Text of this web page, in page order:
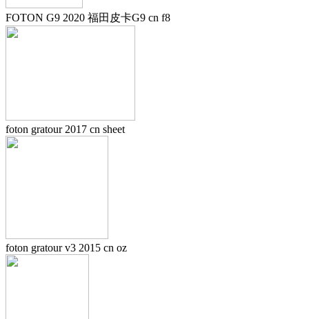
FOTON G9 2020 福田皮卡G9 cn f8
foton gratour 2017 cn sheet
foton gratour v3 2015 cn oz